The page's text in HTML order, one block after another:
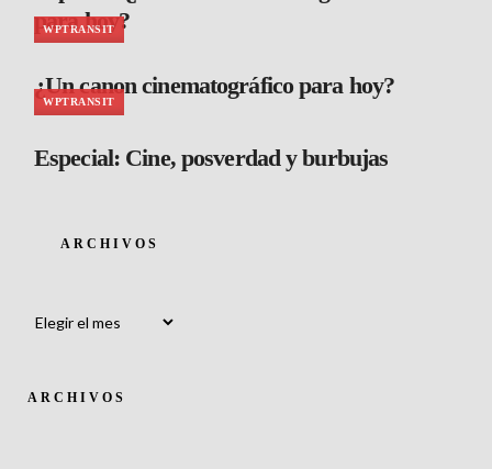
para hoy?
WPTRANSIT
¿Un canon cinematográfico para hoy?
WPTRANSIT
Especial: Cine, posverdad y burbujas
ARCHIVOS
ARCHIVOS